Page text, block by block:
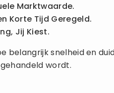
Marktwaarde.
Korte Tijd Geregeld.
Jij Kiest.
belangrijk snelheid en
wordt.